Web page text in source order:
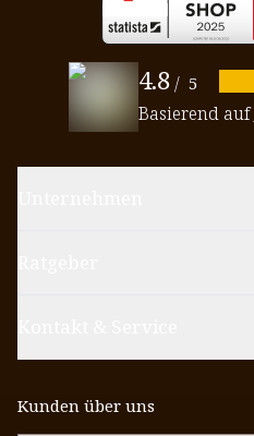
4.8 / 5
Basierend auf
Kunden über uns